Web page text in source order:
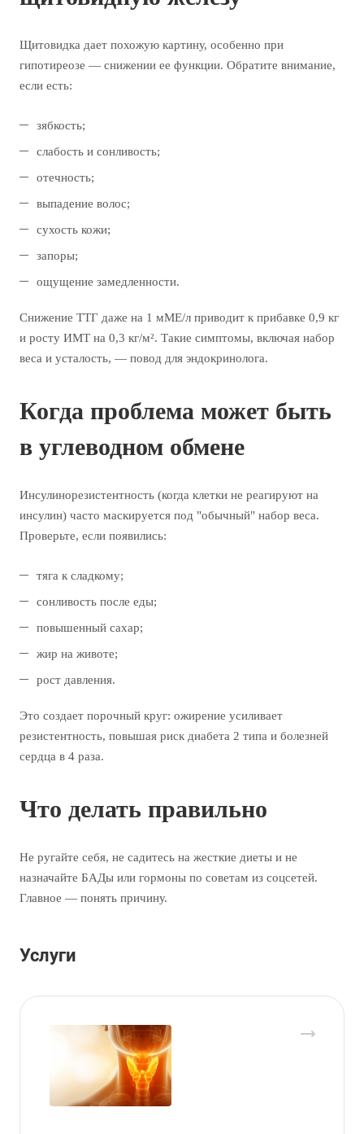
Щитовидка дает похожую картину, особенно при
гипотиреозе — снижении ее функции. Обратите внимание,
если есть:
зябкость;
слабость и сонливость;
отечность;
выпадение волос;
сухость кожи;
запоры;
ощущение замедленности.
Снижение ТТГ даже на 1 мМЕ/л приводит к прибавке 0,9 кг
и росту ИМТ на 0,3 кг/м². Такие симптомы, включая набор
веса и усталость, — повод для эндокринолога.
Когда проблема может быть
в углеводном обмене
Инсулинорезистентность (когда клетки не реагируют на
инсулин) часто маскируется под "обычный" набор веса.
Проверьте, если появились:
тяга к сладкому;
сонливость после еды;
повышенный сахар;
жир на животе;
рост давления.
Это создает порочный круг: ожирение усиливает
резистентность, повышая риск диабета 2 типа и болезней
сердца в 4 раза.
Что делать правильно
Не ругайте себя, не садитесь на жесткие диеты и не
назначайте БАДы или гормоны по советам из соцсетей.
Главное — понять причину.
Услуги